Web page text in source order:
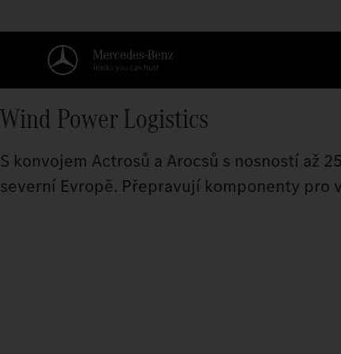
Wind Power Logistics
S konvojem Actrosů a Arocsů s nosností až
severní Evropě. Přepravují komponenty pro